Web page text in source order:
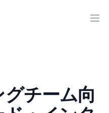
チーム向